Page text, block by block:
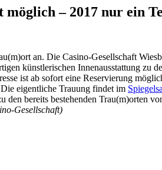
– 2017 nur ein
an. Die Casino-Gesellschaft
künstlerischen Innenausstattung zu
ist ab sofort eine Reservierung
eigentliche Trauung findet im
bereits bestehenden Trau(m)orten
Gesellschaft)